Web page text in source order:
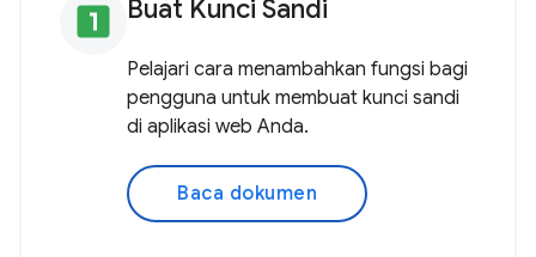
looks_one Buat Kunci Sandi
Pelajari cara menambahkan fungsi bagi
pengguna untuk membuat kunci sandi
di aplikasi web Anda.
Baca dokumen